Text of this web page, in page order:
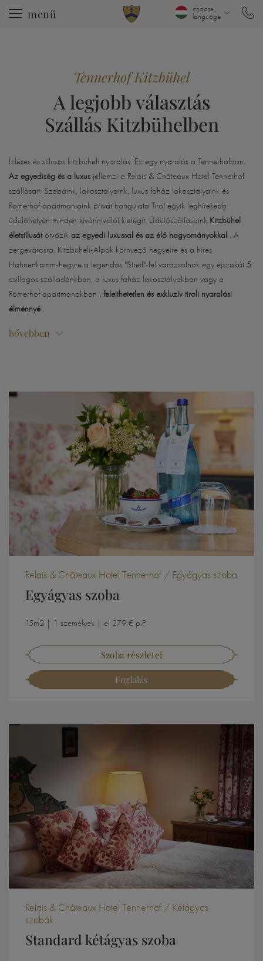
menü
choose
language
Tennerhof Kitzbühel
A legjobb választás
Szállás Kitzbühelben
Ízléses és stílusos kitzbüheli nyaralás. Ez egy nyaralás a Tennerhofban.
Az egyediség és a luxus jellemzi a Relais & Châteaux Hotel Tennerhof
szállásait. Szobáink, lakosztályaink, luxus faház lakosztályaink és
Römerhof apartmanjaink privát hangulata Tirol egyik leghíresebb
üdülőhelyén minden kívánnivalót kielégít. Üdülőszállásaink Kitzbühel
életstílusátötvözik az egyedi luxussal és az élő hagyományokkal . A
zergevárosra, Kitzbüheli-Alpok környező hegyeire és a híres
Hahnenkamm-hegyre a legendás "Streif"-fel varázsolnak egy éjszakát 5
csillagos szállodánkban, a luxus faház lakosztályokban vagy a
Römerhof apartmanokban , felejthetetlen és exkluzív tiroli nyaralási
élménnyé .
Relais & Châteaux Hotel Tennerhof / Egyágyas szoba
Egyágyas szoba
15m2 | 1 személyek | el 279 € p.P.
Szoba részletei
Foglalás
Relais & Châteaux Hotel Tennerhof / Kétágyas
szobák
Standard kétágyas szoba